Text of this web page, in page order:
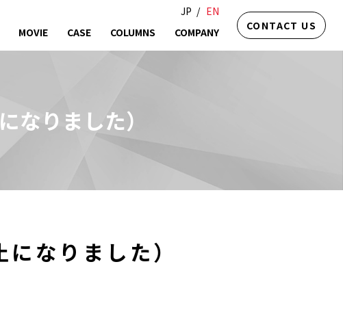
なりました）
になりました）
JP
EN
MOVIE CASE COLUMNS COMPANY
CONTACT US